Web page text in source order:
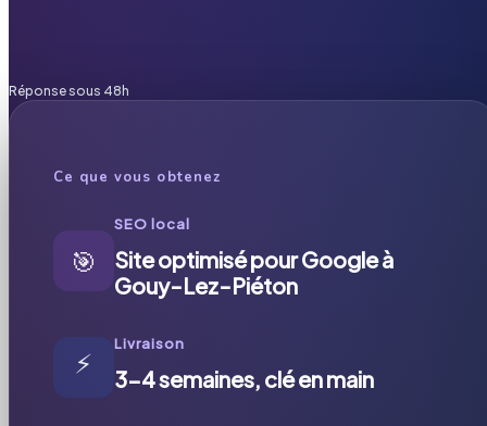
Réponse sous 48h
Ce que vous obtenez
🎯
SEO local
Site optimisé pour Google à
Gouy-Lez-Piéton
⚡
Livraison
3-4 semaines, clé en main